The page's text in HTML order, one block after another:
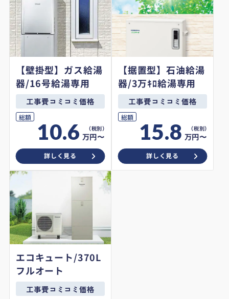
【壁掛型】ガス給湯
器/16号給湯専用
工事費コミコミ価格
総額
10.6 万円〜
詳しく見る
【据置型】石油給湯
器/3万ｷﾛ給湯専用
工事費コミコミ価格
総額
15.8 万円〜
詳しく見る
エコキュート/370L
フルオート
工事費コミコミ価格